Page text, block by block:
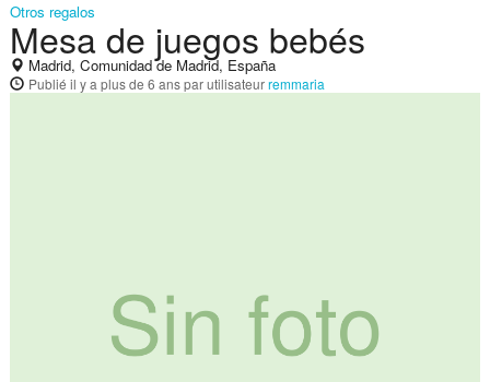
Otros regalos
Mesa de juegos bebés
Madrid, Comunidad de Madrid, España
Publié il y a plus de 6 anspar utilisateurremmaria